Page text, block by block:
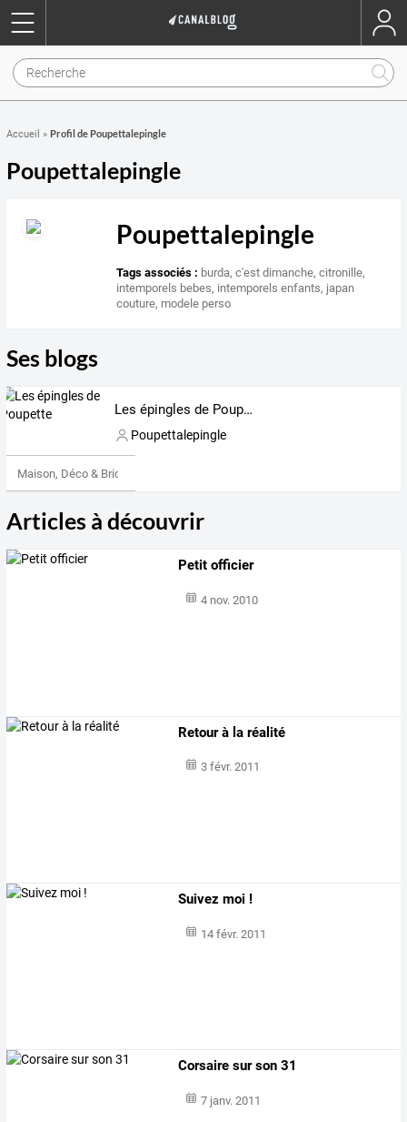
Accueil » Profil de Poupettalepingle
Poupettalepingle
Poupettalepingle
Tags associés : burda,c'est dimanche,citronille,
intemporels bebes, intemporels enfants, japan
couture, modele perso
Ses blogs
Les épingles de Poupette
Poupettalepingle
Maison, Déco & Bricolage
Articles à découvrir
Petit officier
4 nov. 2010
Retour à la réalité
3 févr. 2011
Suivez moi !
14 févr. 2011
Corsaire sur son 31
7 janv. 2011